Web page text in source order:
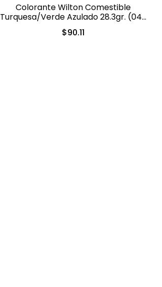
Colorante Wilton Comestible
Turquesa/Verde Azulado 28.3gr. (04-
0-0038)
$90.11